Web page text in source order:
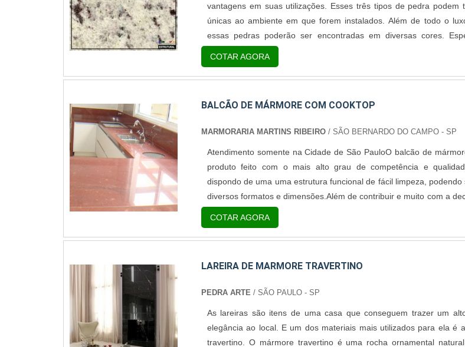
vantagens em suas utilizações. Esses três tipos de pedra podem
únicas ao ambiente em que forem instalados. Além de todo o
essas pedras poderão ser encontradas em diversas cores.
material Granitos: é um material que tem como característica
Mármore: é uma pedra luxuosa e, para s....
COTAR AGORA
BALCÃO DE MÁRMORE COM COOKTOP
MARMORARIA MARTINS RIBEIRO/ SÃO BERNARDO DO CAMPO - SP
Atendimento somente na Cidade de São PauloO balcão de
produto feito com o mais alto grau de competência e
dispondo de uma uma estrutura funcional de fácil limpeza, podendo
diversos formatos e dimensões.Além de contribuir e muito com a
certamente se tornará muito mais requintado, graças à
mármore, pedra natural muito valorizada no
produ.
COTAR AGORA
LAREIRA DE MARMORE TRAVERTINO
PEDRA ARTE/ SÃO PAULO - SP
As lareiras são itens de uma casa que conseguem trazer um
elegância ao local. E um dos materiais mais utilizados para ela é
travertino. O mármore travertino é uma rocha ornamental